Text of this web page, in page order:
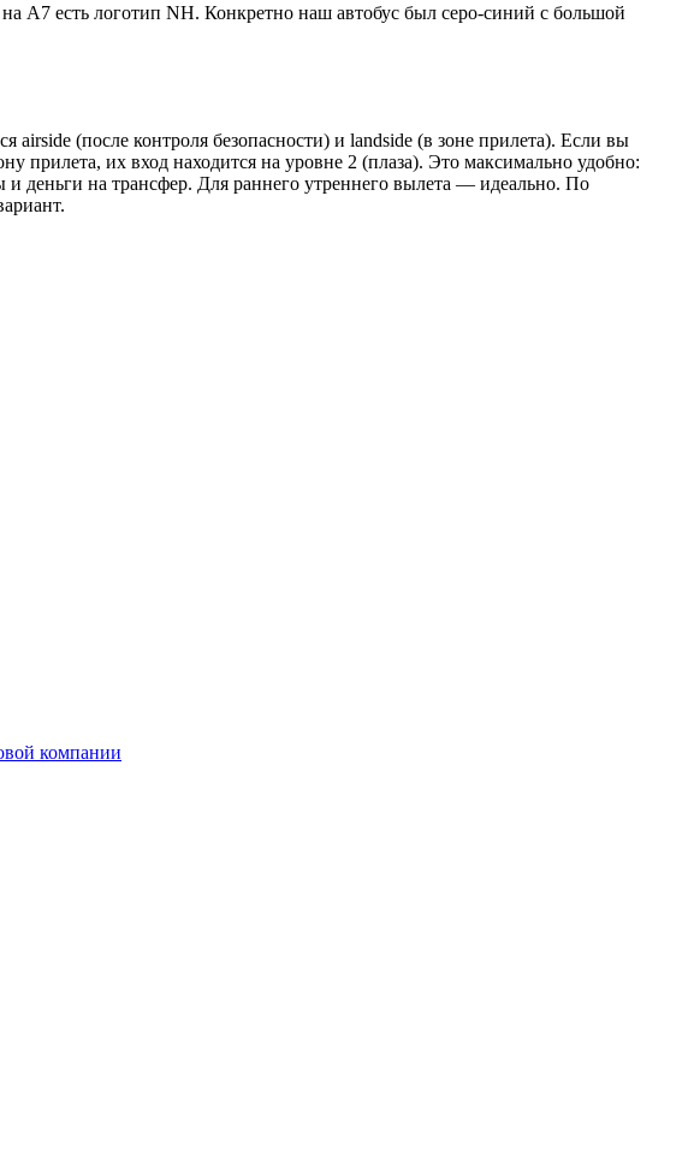
A7 есть логотип NH. Конкретно наш автобус был серо-синий с большой
(после контроля безопасности) и landside (в зоне прилета). Если вы
прилета, их вход находится на уровне 2 (плаза). Это максимально удобно:
деньги на трансфер. Для раннего утреннего вылета — идеально. По
компании